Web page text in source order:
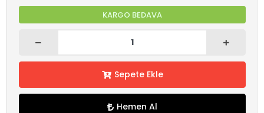
KARGO BEDAVA
Sepete Ekle
Hemen Al